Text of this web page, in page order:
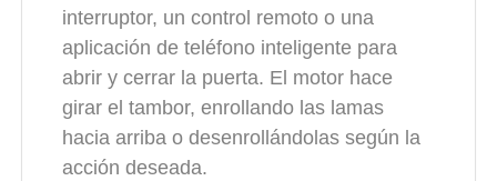
interruptor, un control remoto o una
aplicación de teléfono inteligente para
abrir y cerrar la puerta. El motor hace
girar el tambor, enrollando las lamas
hacia arriba o desenrollándolas según la
acción deseada.